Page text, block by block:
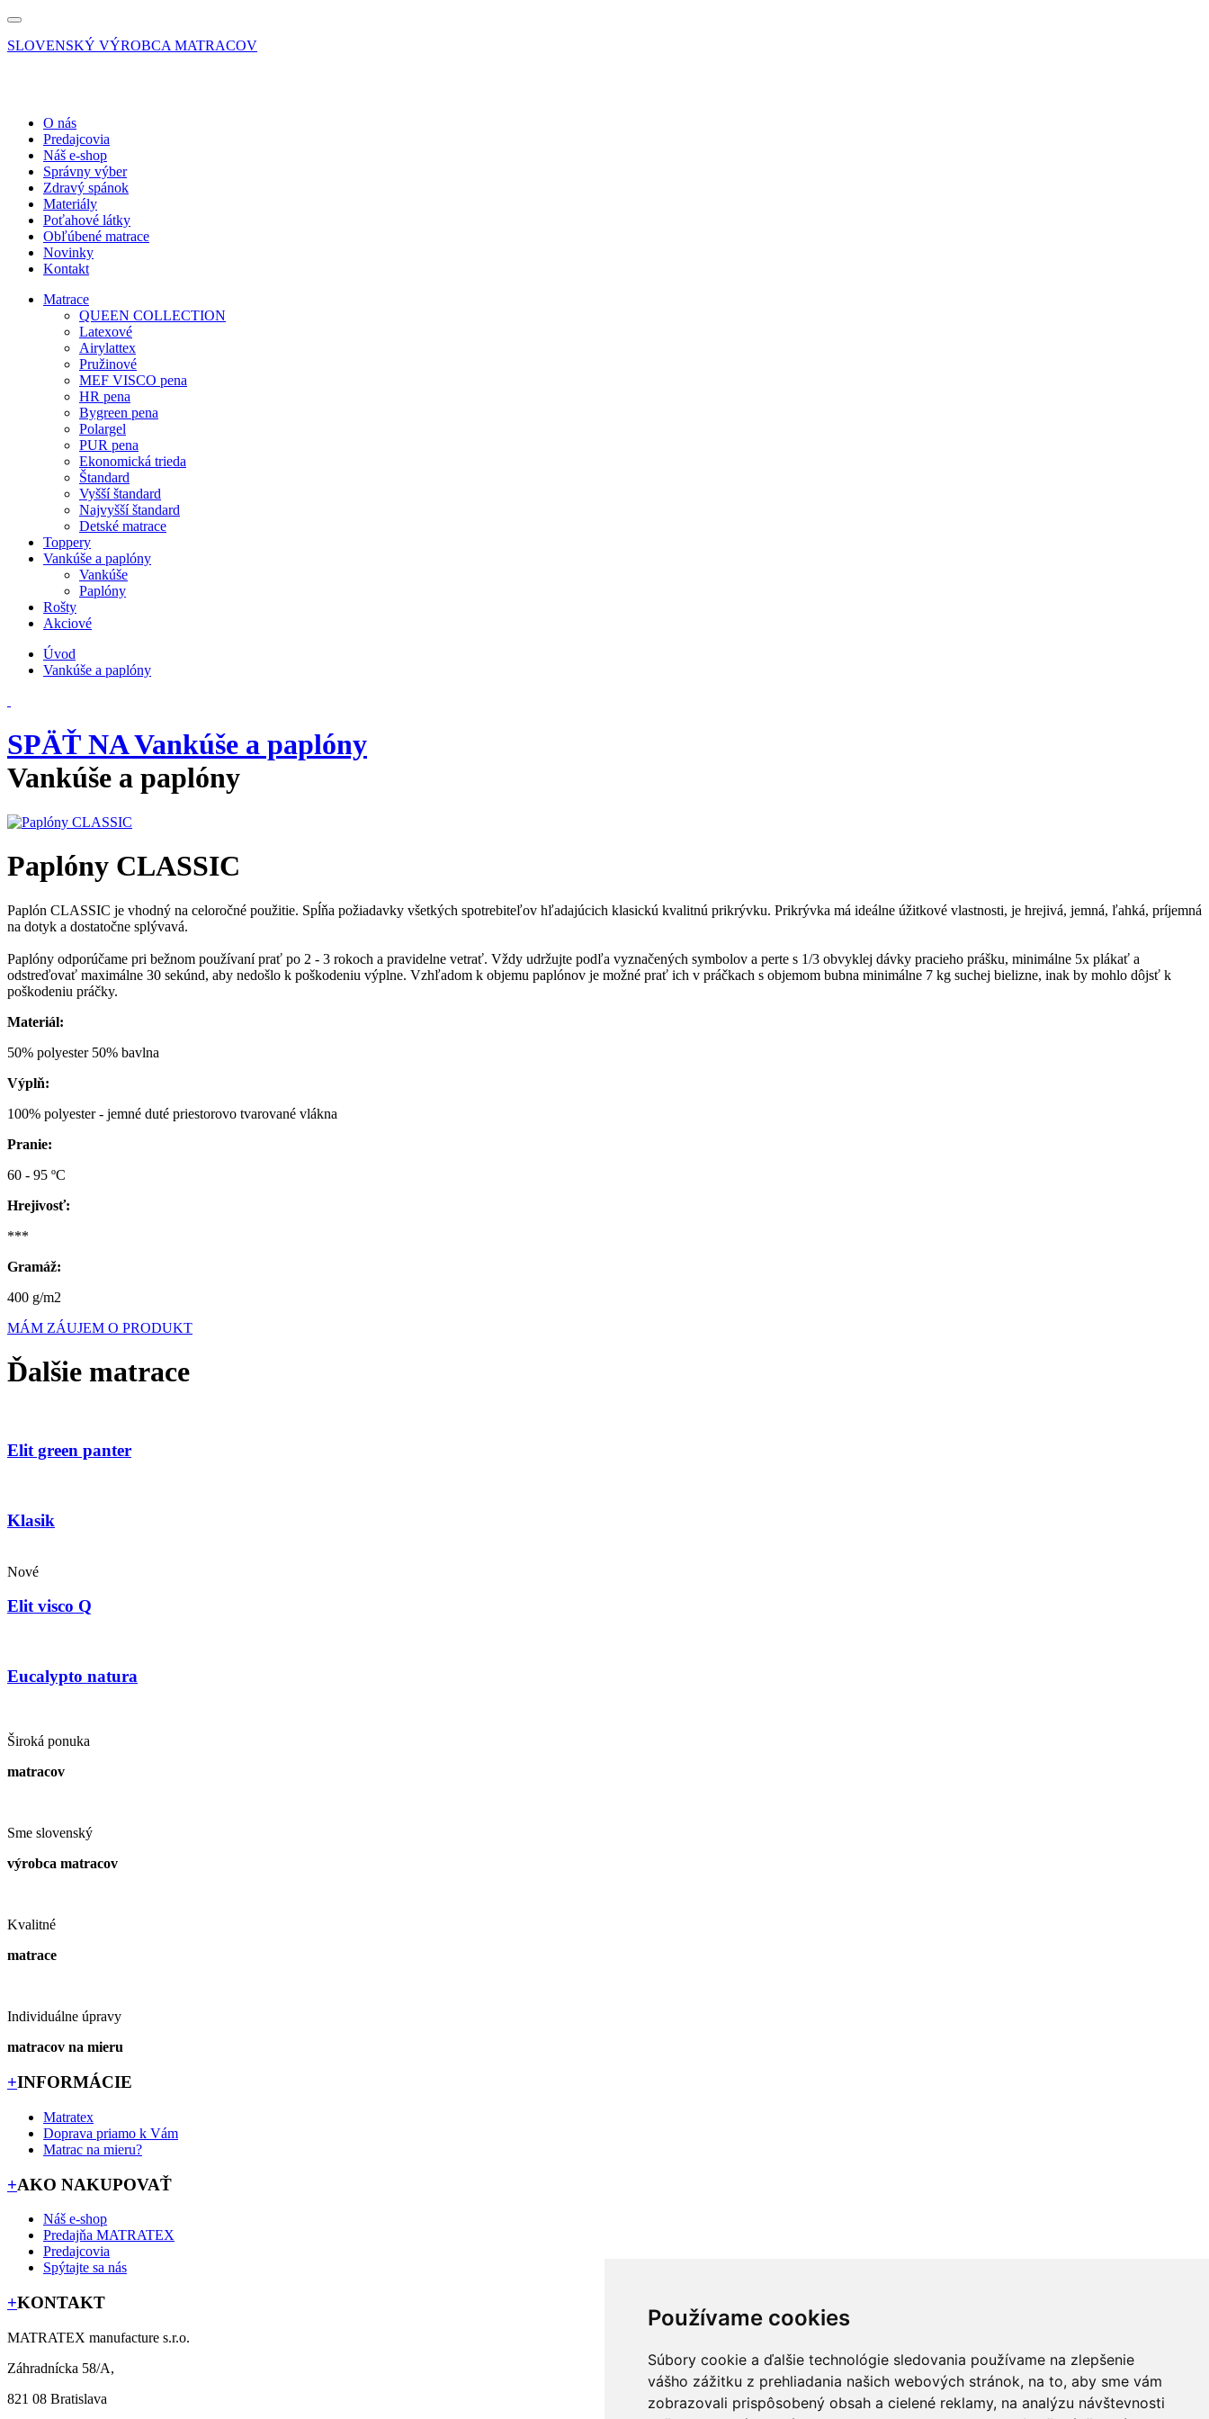
Používame cookies
Súbory cookie a ďalšie technológie sledovania používame na zlepšenie
vášho zážitku z prehliadania našich webových stránok, na to, aby sme vám
zobrazovali prispôsobený obsah a cielené reklamy, na analýzu návštevnosti
SLOVENSKÝ VÝROBCA MATRACOV
O nás
Predajcovia
Náš e-shop
Správny výber
Zdravý spánok
Materiály
Poťahové látky
Obľúbené matrace
Novinky
Kontakt
Matrace
QUEEN COLLECTION
Latexové
Airylattex
Pružinové
MEF VISCO pena
HR pena
Bygreen pena
Polargel
PUR pena
Ekonomická trieda
Štandard
Vyšší štandard
Najvyšší štandard
Detské matrace
Toppery
Vankúše a paplóny
Vankúše
Paplóny
Rošty
Akciové
Úvod
Vankúše a paplóny
SPÄŤ NA Vankúše a paplóny
Vankúše a paplóny
Paplóny CLASSIC
Paplón CLASSIC je vhodný na celoročné použitie. Spĺňa požiadavky všetkých spotrebiteľov hľadajúcich klasickú kvalitnú prikrývku. Prikrývka má ideálne úžitkové vlastnosti, je hrejivá, jemná, ľahká, príjemná
na dotyk a dostatočne splývavá.
Paplóny odporúčame pri bežnom používaní prať po 2 - 3 rokoch a pravidelne vetrať. Vždy udržujte podľa vyznačených symbolov a perte s 1/3 obvyklej dávky pracieho prášku, minimálne 5x plákať a
odstreďovať maximálne 30 sekúnd, aby nedošlo k poškodeniu výplne. Vzhľadom k objemu paplónov je možné prať ich v práčkach s objemom bubna minimálne 7 kg suchej bielizne, inak by mohlo dôjsť k
poškodeniu práčky.
Materiál:
50% polyester 50% bavlna
Výplň:
100% polyester - jemné duté priestorovo tvarované vlákna
Pranie:
60 - 95 ºC
Hrejivosť:
***
Gramáž:
400 g/m2
MÁM ZÁUJEM O PRODUKT
Ďalšie matrace
Elit green panter
Klasik
Nové
Elit visco Q
Eucalypto natura
Široká ponuka
matracov
Sme slovenský
výrobca matracov
Kvalitné
matrace
Individuálne úpravy
matracov na mieru
+INFORMÁCIE
Matratex
Doprava priamo k Vám
Matrac na mieru?
+AKO NAKUPOVAŤ
Náš e-shop
Predajňa MATRATEX
Predajcovia
Spýtajte sa nás
+KONTAKT
MATRATEX manufacture s.r.o.
Záhradnícka 58/A,
821 08 Bratislava